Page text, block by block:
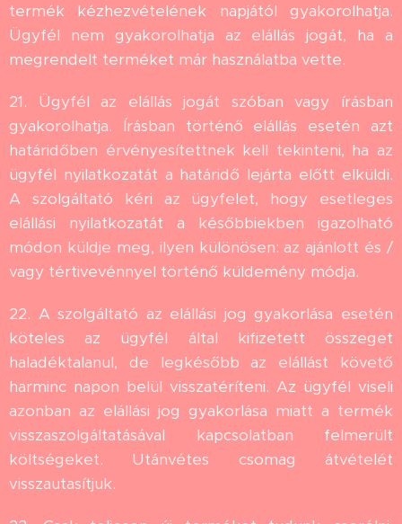
termék kézhezvételének napjától gyakorolhatja.
Ügyfél nem gyakorolhatja az elállás jogát, ha a
megrendelt terméket már használatba vette.
21. Ügyfél az elállás jogát szóban vagy írásban
gyakorolhatja. Írásban történő elállás esetén azt
határidőben érvényesítettnek kell tekinteni, ha az
ügyfél nyilatkozatát a határidő lejárta előtt elküldi.
A szolgáltató kéri az ügyfelet, hogy esetleges
elállási nyilatkozatát a későbbiekben igazolható
módon küldje meg, ilyen különösen: az ajánlott és /
vagy tértivevénnyel történő küldemény módja.
22. A szolgáltató az elállási jog gyakorlása esetén
köteles az ügyfél által kifizetett összeget
haladéktalanul, de legkésőbb az elállást követő
harminc napon belül visszatéríteni. Az ügyfél viseli
azonban az elállási jog gyakorlása miatt a termék
visszaszolgáltatásával kapcsolatban felmerült
költségeket. Utánvétes csomag átvételét
visszautasítjuk.